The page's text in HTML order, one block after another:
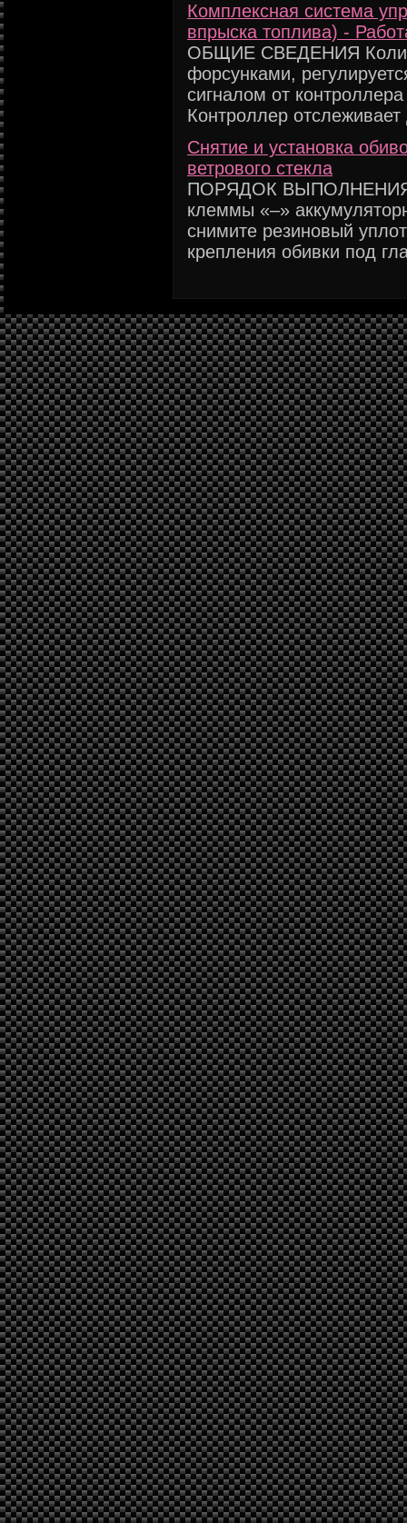
Комплексная система
впрыска топлива) -
ОБЩИЕ СВЕДЕНИЯ
форсунками,
сигналом от
Контроллер
Снятие и установка
ветрового стекла
ПОРЯДОК ВЫПОЛНЕНИЯ
клеммы «–»
снимите резиновый
крепления обивки под